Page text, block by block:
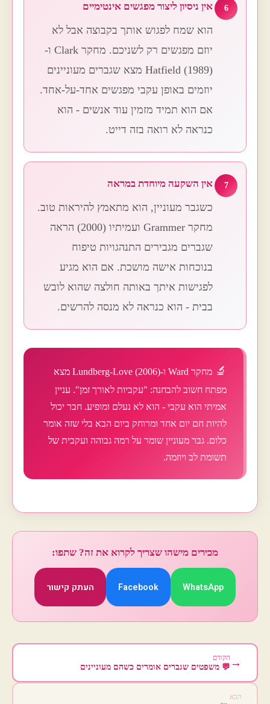
6 אין ניסיון ליצור מפגשים אינטימיים
הוא שמח לפגוש אותך בקבוצה אבל לא
יוזם מפגשים רק לשניכם. מחקר Clark ו-
Hatfield (1989) מצא שגברים מעוניינים
יוזמים באופן עקבי מפגשים אחד-על-אחד.
אם הוא תמיד מזמין עוד אנשים - הוא
כנראה לא רואה בזה דייט.
7 אין השקעה מיוחדת במראה
כשגבר מעוניין, הוא מתאמץ להיראות טוב.
מחקר Grammer ועמיתיו (2000) הראה
שגברים מגבירים התנהגויות טיפוח
בנוכחות אישה מושכת. אם הוא מגיע
לפגישות איתך באותה חולצה שהוא לובש
בבית - הוא כנראה לא מנסה להרשים.
מחקר Ward ו-Lundberg-Love (2006) מצא
מפתח חשוב להבחנה: "עקביות לאורך זמן". עניין
אמיתי הוא עקבי - הוא לא נעלם ומופיע. חבר יכול
להיות חם יום אחד ומרוחק ביום הבא בלי שזה אומר
כלום. גבר מעוניין שומר על רמה גבוהה ועקבית של
תשומת לב ויוזמה.
מכירים מישהו שצריך לקרוא את זה? שתפו:
WhatsApp
Facebook העתק קישור
→ הקודם
💬 משפטים שגברים אומרים כשהם מעוניינים
הבא